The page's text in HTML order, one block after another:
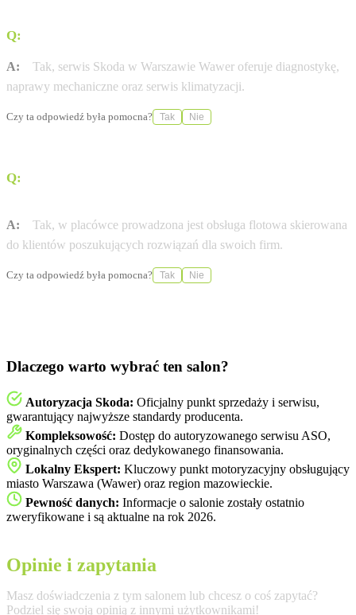
Q:
A:
Tak, serwis Skoda w Warszawie Wawer oferuje diagnostykę,
naprawy mechaniczne oraz serwis klimatyzacji.
Czy ta odpowiedź była pomocna? Tak Nie
Q:
A:
Tak, w placówce prowadzona jest obsługa flotowa skierowana
do klientów poszukujących rozwiązań dla swoich firm.
Czy ta odpowiedź była pomocna? Tak Nie
Dlaczego warto wybrać ten salon?
Autoryzacja Skoda: Oficjalny punkt sprzedaży i serwisu,
gwarantujący najwyższe standardy producenta.
Kompleksowość: Dostęp do autoryzowanego serwisu ASO,
oryginalnych części oraz dedykowanego finansowania.
Lokalny Ekspert: Kluczowy punkt motoryzacyjny obsługujący
miasto Warszawa (Wawer) oraz region mazowieckie.
Pewność danych: Informacje o salonie zostały ostatnio
zweryfikowane i są aktualne na rok 2026.
Opinie i zapytania
Masz doświadczenia z tym salonem lub chcesz o coś zapytać?
Podziel się swoją opinią z innymi użytkownikami!